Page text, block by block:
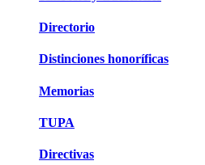
Directorio
Distinciones honoríficas
Memorias
TUPA
Directivas